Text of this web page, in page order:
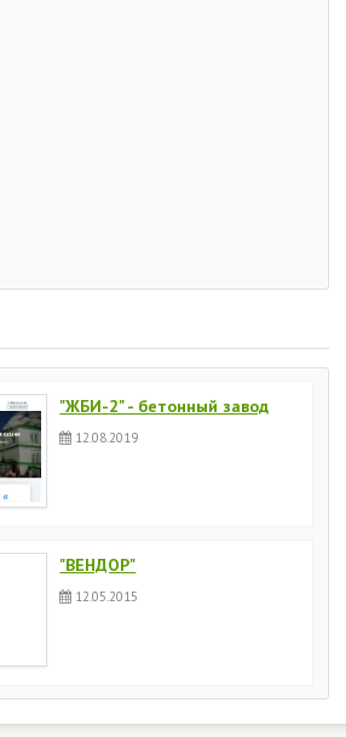
"ЖБИ-2" - бетонный завод
12.08.2019
"ВЕНДОР"
12.05.2015